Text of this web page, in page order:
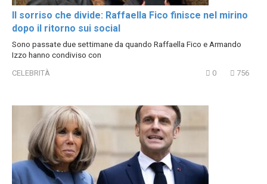
Il sorriso che divide: Raffaella Fico finisce nel mirino
dopo il ritorno sui social
Sono passate due settimane da quando Raffaella Fico e Armando
Izzo hanno condiviso con
CELEBRITÀ 0 756